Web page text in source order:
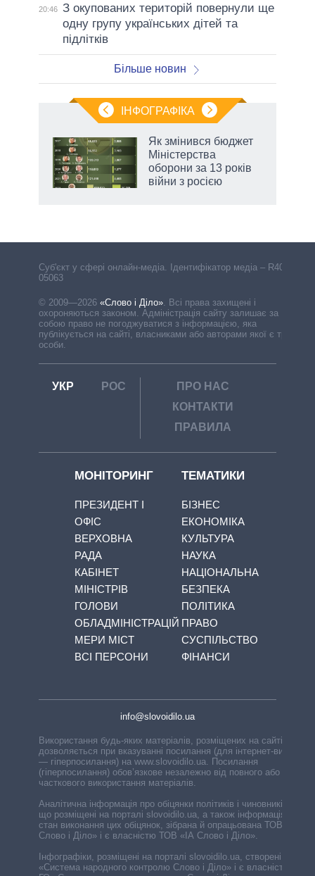
20:46 З окупованих територій повернули ще
одну групу українських дітей та
підлітків
Більше новин
ІНФОГРАФІКА
Як змінився бюджет
Міністерства
оборони за 13 років
війни з росією
Cуб'єкт у сфері онлайн-медіа. Ідентифікатор медіа – R40-
05063
© 2009—2026 «Слово і Діло» Всі права захищені і
охороняються законом. Адміністрація сайту залишає за
собою право не погоджуватися з інформацією, яка
публікується на сайті, власниками або авторами якої є треті
особи.
УКР РОС
ПРО НАС
КОНТАКТИ
ПРАВИЛА
МОНІТОРИНГ
ПРЕЗИДЕНТ І
ОФІС
ВЕРХОВНА
РАДА
КАБІНЕТ
МІНІСТРІВ
ГОЛОВИ
ОБЛАДМІНІСТРАЦІЙ
МЕРИ МІСТ
ВСІ ПЕРСОНИ
ТЕМАТИКИ
БІЗНЕС
ЕКОНОМІКА
КУЛЬТУРА
НАУКА
НАЦІОНАЛЬНА
БЕЗПЕКА
ПОЛІТИКА
ПРАВО
СУСПІЛЬСТВО
ФІНАНСИ
info@slovoidilo.ua
Використання будь-яких матеріалів, розміщених на сайті,
дозволяється при вказуванні посилання (для інтернет-видань
— гіперпосилання) на www.slovoidilo.ua. Посилання
(гіперпосилання) обов’язкове незалежно від повного або
часткового використання матеріалів.
Аналітична інформація про обіцянки політиків і чиновників,
що розміщені на порталі slovoidilo.ua, а також інформація про
стан виконання цих обіцянок, зібрана й опрацьована ТОВ «ІА
Слово і Діло» і є власністю ТОВ «ІА Слово і Діло».
Інфографіки, розміщені на порталі slovoidilo.ua, створені ГО
«Система народного контролю Слово і Діло» і є власністю